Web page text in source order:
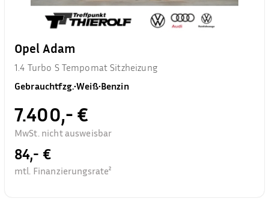
Opel Adam
1.4 Turbo S Tempomat Sitzheizung
Gebrauchtfzg.•Weiß•Benzin
7.400,- €
MwSt. nicht ausweisbar
84,- €
mtl. Finanzierungsrate²